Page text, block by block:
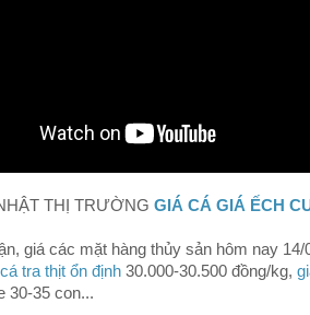
THỊ TRƯỜNG GIÁ CÁ GIÁ ẾCH
giá các mặt hàng thủy sản hôm nay 14/
tra thịt ổn định 30.000-30.500 đồng/kg,
30-35 con...